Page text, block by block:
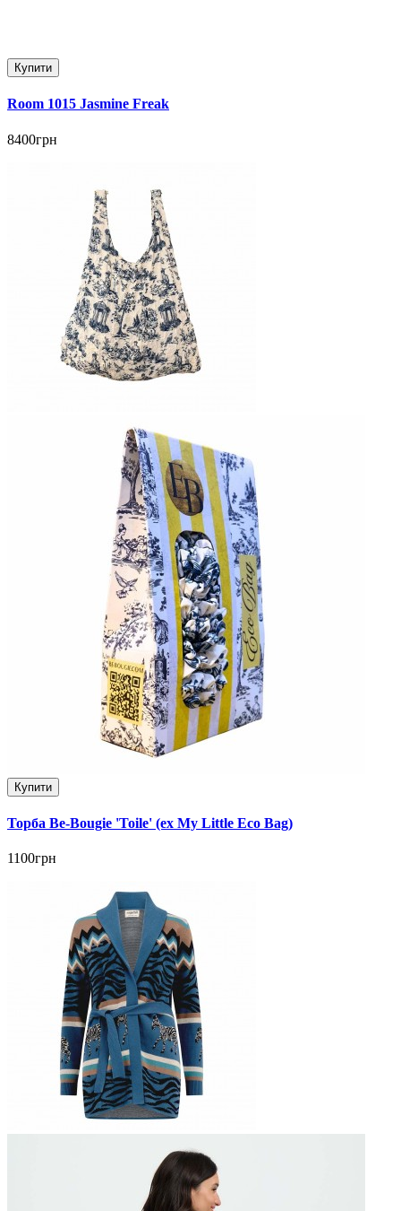
Купити
Room 1015 Jasmine Freak
8400грн
Купити
Торба Be-Bougie 'Toile' (ex My Little Eco Bag)
1100грн